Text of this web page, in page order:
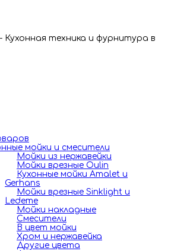
Кухонная техника и фурнитура в
мойки и смесители
Мойки из нержавейки
Мойки врезные Oulin
Кухонные мойки Amalet и
Gerhans
Мойки врезные Sinklight и
Ledeme
Мойки накладные
Смесители
В цвет мойки
Хром и нержавейка
Другие цвета